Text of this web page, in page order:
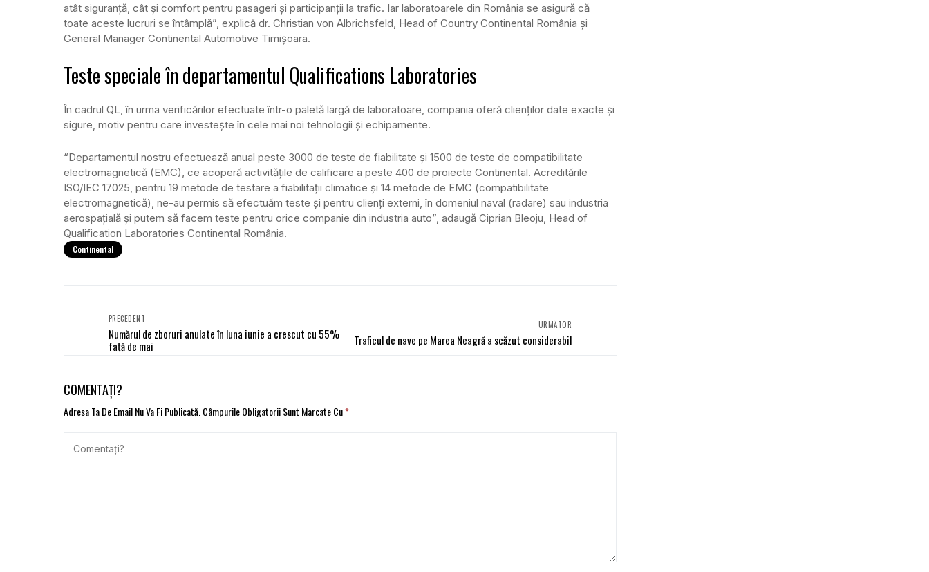
atât siguranță, cât și comfort pentru pasageri și participanții la trafic. Iar laboratoarele din România se asigură că
toate aceste lucruri se întâmplă”, explică dr. Christian von Albrichsfeld, Head of Country Continental România și
General Manager Continental Automotive Timișoara.
Teste speciale în departamentul Qualifications Laboratories
În cadrul QL, în urma verificărilor efectuate într-o paletă largă de laboratoare, compania oferă clienților date exacte și
sigure, motiv pentru care investește în cele mai noi tehnologii și echipamente.
“Departamentul nostru efectuează anual peste 3000 de teste de fiabilitate și 1500 de teste de compatibilitate
electromagnetică (EMC), ce acoperă activitățile de calificare a peste 400 de proiecte Continental. Acreditările
ISO/IEC 17025, pentru 19 metode de testare a fiabilitații climatice și 14 metode de EMC (compatibilitate
electromagnetică), ne-au permis să efectuăm teste și pentru clienți externi, în domeniul naval (radare) sau industria
aerospațială și putem să facem teste pentru orice companie din industria auto”, adaugă Ciprian Bleoju, Head of
Qualification Laboratories Continental România.
Continental
PRECEDENT
Numărul de zboruri anulate în luna iunie a crescut cu 55%
față de mai
URMĂTOR
Traficul de nave pe Marea Neagră a scăzut considerabil
COMENTAȚI?
Adresa Ta De Email Nu Va Fi Publicată. Câmpurile Obligatorii Sunt Marcate Cu*